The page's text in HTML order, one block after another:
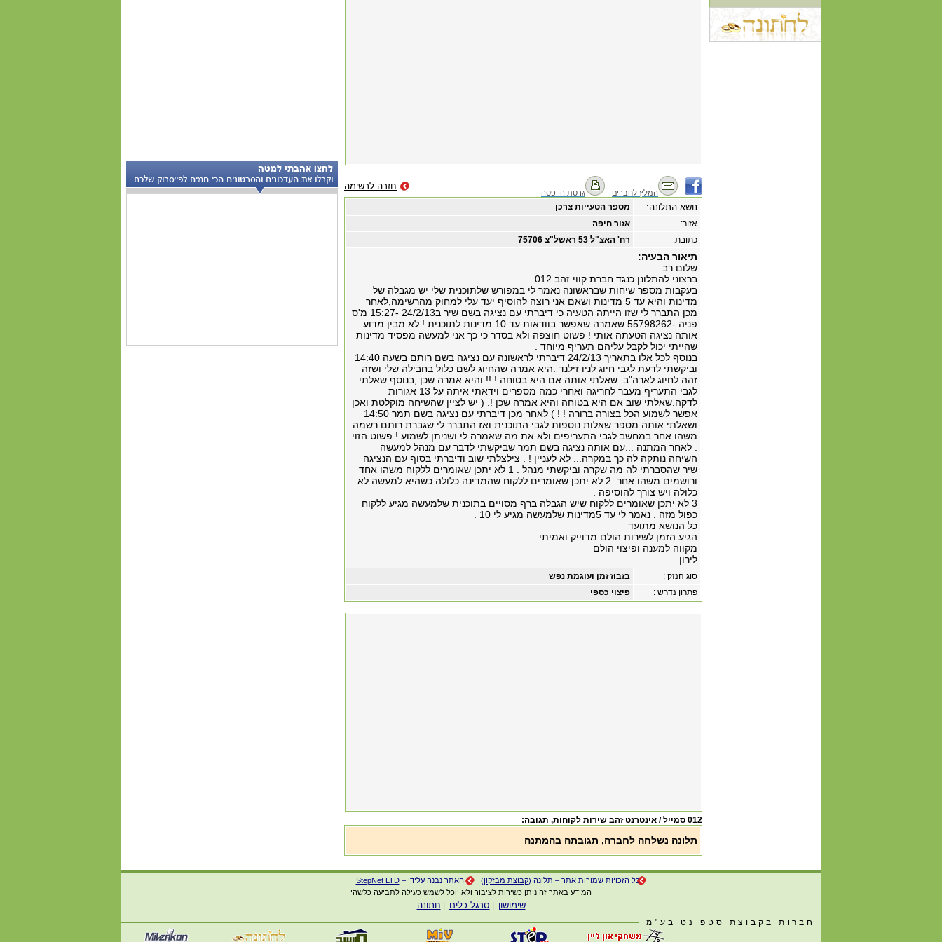
חזרה לרשימה
גרסת הדפסה המלץ לחברים
מספר הטעייות צרכן נושא התלונה:
אזור חיפה
אזור:
רח' האצ"ל 53 ראשל"צ 75706
כתובת:
תיאור הבעיה:
שלום רב
ברצוני להתלונן כנגד חברת קווי זהב 012
בעקבות מספר שיחות שבראשונה נאמר לי במפורש שלתוכנית שלי יש מגבלה של
מדינות והיא עד 5 מדינות ושאם אני רוצה להוסיף יעד עלי למחוק מהרשימה,לאחר
מכן התברר לי שזו הייתה הטעיה כי דיברתי עם נציגה בשם שיר ב24/2/13 -15:27 מ'ס
פניה -55798262 שאמרה שאפשר בוודאות עד 10 מדינות לתוכנית ! לא מבין מדוע
אותה נציגה הטעתה אותי ! פשוט חוצפה ולא בסדר כי כך אני למעשה מפסיד מדינות
שהייתי יכול לקבל עליהם תעריף מיוחד .
בנוסף לכל אלו בתאריך 24/2/13 דיברתי לראשונה עם נציגה בשם רותם בשעה 14:40
וביקשתי לדעת לגבי חיוג לניו זילנד .היא אמרה שהחיוג לשם כלול בחבילה שלי ושזה
זהה לחיוג לארה"ב. שאלתי אותה אם היא בטוחה ! !! והיא אמרה שכן ,בנוסף שאלתי
לגבי התעריף מעבר לחריגה ואחרי כמה מספרים וידאתי איתה על 13 אגורות
לדקה.שאלתי שוב אם היא בטוחה והיא אמרה שכן !. ( יש לציין שהשיחה מוקלטת ואכן
אפשר לשמוע הכל בצורה ברורה ! ! ) לאחר מכן דיברתי עם נציגה בשם תמר 14:50
ושאלתי אותה מספר שאלות נוספות לגבי התוכנית ואז התברר לי שגברת רותם רשמה
משהו אחר במחשב לגבי התעריפים ולא את מה שאמרה לי ושניתן לשמוע ! פשוט הזוי
. לאחר המתנה ...עם אותה נציגה בשם תמר שביקשתי לדבר עם מנהל למעשה
השיחה נותקה לה כך במקרה... לא לעניין ! . צילצלתי שוב ודיברתי בסוף עם הנציגה
שיר שהסברתי לה מה שקרה וביקשתי מנהל . 1 לא יתכן שאומרים ללקוח משהו אחד
ורושמים משהו אחר .2 לא יתכן שאומרים ללקוח שהמדינה כלולה כשהיא למעשה לא
כלולה ויש צורך להוסיפה .
3 לא יתכן שאומרים ללקוח שיש הגבלה ברף מסויים בתוכנית שלמעשה מגיע ללקוח
כפול מזה . נאמר לי עד 5מדינות שלמעשה מגיע לי 10 .
כל הנושא מתועד
הגיע הזמן לשירות הולם מדוייק ואמיתי
מקווה למענה ופיצוי הולם
לירון
בזבוז זמן ועוגמת נפש
סוג הנזק :
פיצוי כספי
פתרון נדרש :
012 סמייל / אינטרנט זהב שירות לקוחות , תגובה:
תלונה נשלחה לחברה, תגובתה בהמתנה
כל הזכויות שמורות אתר – תלונה (קבוצת מבזקון) האתר נבנה עלידי –StepNet LTD
המידע באתר זה ניתן כשירות לציבור ולא יוכל לשמש כעילה לתביעה כלשהי
שימושון סרגל כלים חתונה
חברות בקבוצת סטפ נט בע"מ